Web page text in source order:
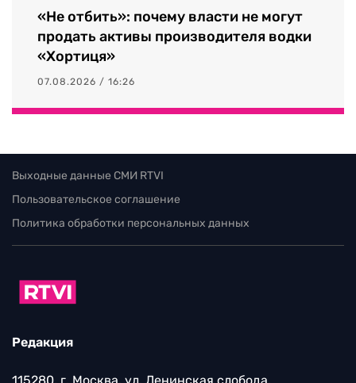
«Не отбить»: почему власти не могут
продать активы производителя водки
«Хортиця»
07.08.2026 / 16:26
Выходные данные СМИ RTVI
Пользовательское соглашение
Политика обработки персональных данных
Редакция